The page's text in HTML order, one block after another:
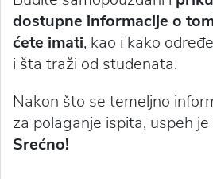
dostupne informacije o
ćete imati, kao i kako
i šta traži od studenata.
Nakon što se temeljno
za polaganje ispita, uspeh
Srećno!